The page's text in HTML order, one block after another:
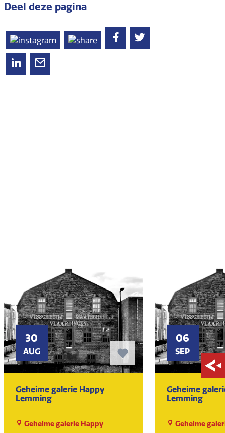
Deel deze pagina
30
AUG
Geheime galerie Happy
Lemming
Geheime galerie Happy
06
SEP
Geheime
Lemming
Geheime